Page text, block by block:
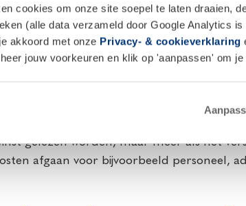
cookies om onze site soepel te laten draaien,
(alle data verzameld door Google Analytics
akkoord met onze Privacy- & cookieverklaring
jouw voorkeuren en klik op 'aanpassen' om
gelezen worden, maar meer als het
afgaan voor bijvoorbeeld personeel,